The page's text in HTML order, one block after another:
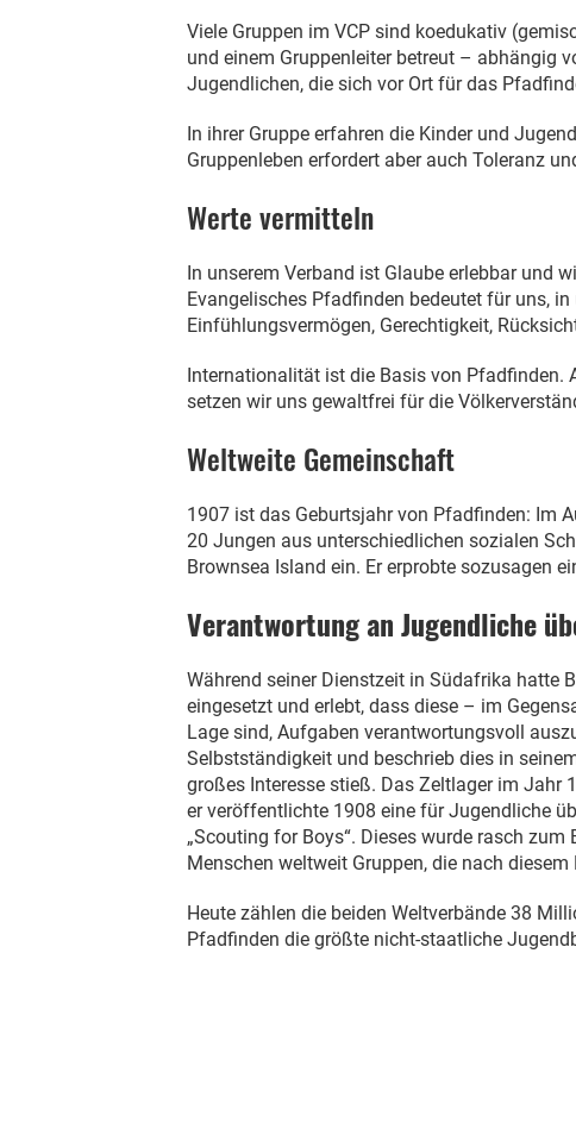
Viele Gruppen im VCP sind koedukativ
und einem Gruppenleiter betreut – abhängig
Jugendlichen, die sich vor Ort für das
In ihrer Gruppe erfahren die Kinder und
Gruppenleben erfordert aber auch Toleranz
Werte vermitteln
In unserem Verband ist Glaube erlebbar und
Evangelisches Pfadfinden bedeutet für uns,
Einfühlungsvermögen, Gerechtigkeit,
Internationalität ist die Basis von Pfadfinden.
setzen wir uns gewaltfrei für die
Weltweite Gemeinschaft
1907 ist das Geburtsjahr von Pfadfinden: Im
20 Jungen aus unterschiedlichen sozialen
Brownsea Island ein. Er erprobte sozusagen
Verantwortung an Jugendliche
Während seiner Dienstzeit in Südafrika hatte
eingesetzt und erlebt, dass diese – im
Lage sind, Aufgaben verantwortungsvoll
Selbstständigkeit und beschrieb dies in
großes Interesse stieß. Das Zeltlager im Jahr
er veröffentlichte 1908 eine für Jugendliche
„Scouting for Boys“. Dieses wurde rasch
Menschen weltweit Gruppen, die nach diesem
Heute zählen die beiden Weltverbände 38
Pfadfinden die größte nicht-staatliche